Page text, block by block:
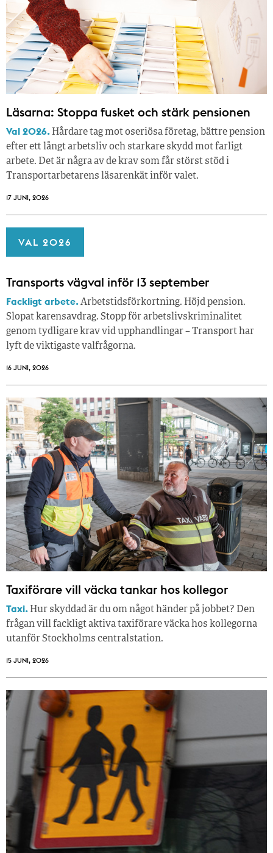
Läsarna: Stoppa fusket och stärk pensionen
Val 2026. Hårdare tag mot oseriösa företag, bättre pension
efter ett långt arbetsliv och starkare skydd mot farligt
arbete. Det är några av de krav som får störst stöd i
Transportarbetarens läsar­enkät inför valet.
17 JUNI, 2026
VAL 2026
Transports vägval inför 13 september
Fackligt arbete.Arbetstidsförkortning. Höjd pension.
Slopat karensavdrag. Stopp för arbetslivskriminalitet
genom tydligare krav vid upphandlingar – Transport har
lyft de viktigaste valfrågorna.
16 JUNI, 2026
Taxiförare vill väcka tankar hos kollegor
Taxi. Hur skyddad är du om något händer på jobbet? Den
frågan vill fackligt aktiva taxiförare väcka hos kollegorna
utanför Stockholms centralstation.
15 JUNI, 2026